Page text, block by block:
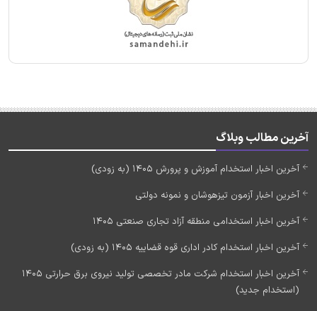
آخرین مطالب وبلاگ
آخرین اخبار استخدام آموزش و پرورش 1405 (به زودی)
آخرین اخبار آزمون تیزهوشان و نمونه دولتی
آخرین اخبار استخدامی منطقه آزاد تجاری صنعتی 1405
آخرین اخبار استخدام کادر اداری قوه قضاییه 1405 (به زودی)
آخرین اخبار استخدام شرکت مادر تخصصی تولید نیروی برق حرارتی 1405
(استخدام جدید)